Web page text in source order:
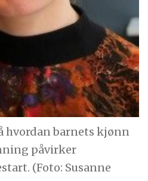
hvordan barnets kjønn
påvirker
(Foto: Susanne